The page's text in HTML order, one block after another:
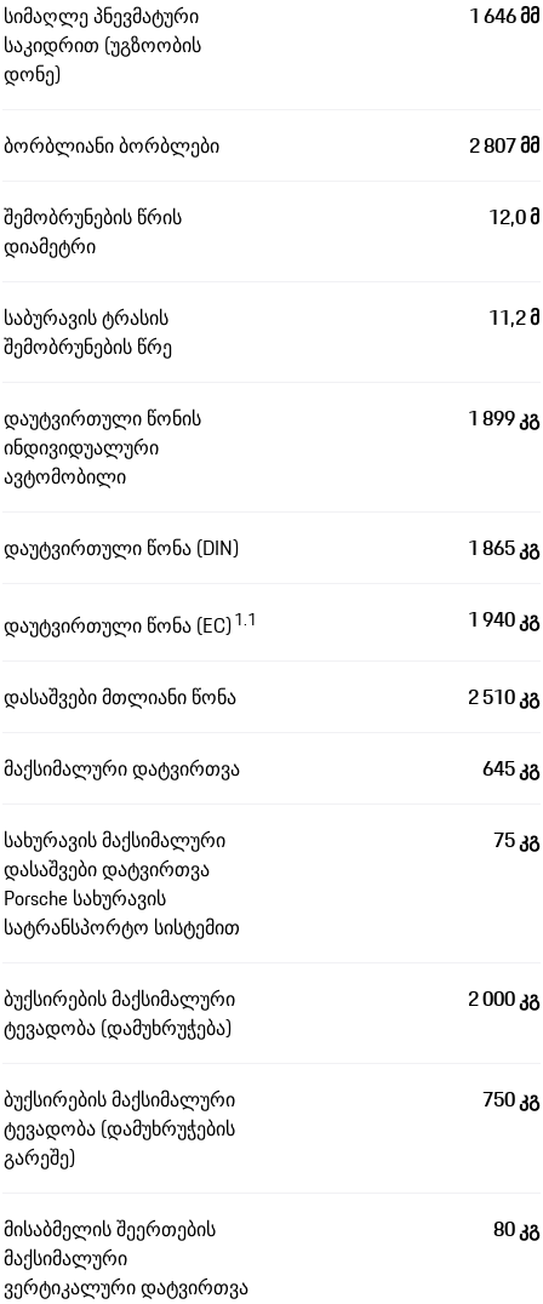
სიმაღლე პნევმატური
საკიდრით (უგზოობის
დონე)
1 646 მმ
ბორბლიანი ბორბლები 2 807 მმ
შემობრუნების წრის
დიამეტრი
12,0 მ
საბურავის ტრასის
შემობრუნების წრე
11,2 მ
დაუტვირთული წონის
ინდივიდუალური
ავტომობილი
1 899 კგ
დაუტვირთული წონა (DIN) 1 865 კგ
დაუტვირთული წონა (EC)1.1 1 940 კგ
დასაშვები მთლიანი წონა 2 510 კგ
მაქსიმალური დატვირთვა 645 კგ
სახურავის მაქსიმალური
დასაშვები დატვირთვა
Porsche სახურავის
სატრანსპორტო სისტემით
75 კგ
ბუქსირების მაქსიმალური
ტევადობა (დამუხრუჭება)
2 000 კგ
ბუქსირების მაქსიმალური
ტევადობა (დამუხრუჭების
გარეშე)
750 კგ
მისაბმელის შეერთების
მაქსიმალური
ვერტიკალური დატვირთვა
80 კგ